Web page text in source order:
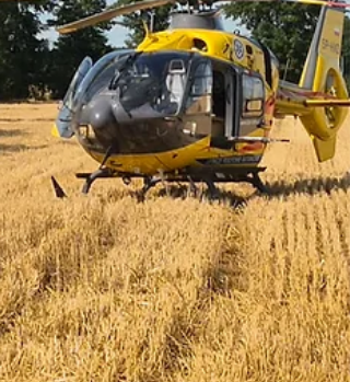
Na miejscu pojawiło się pogotowie
ratunkowe, policja oraz strażacy z JRG 1
Konin i OSP Węglew. Zdjęcia: OSP Węglew